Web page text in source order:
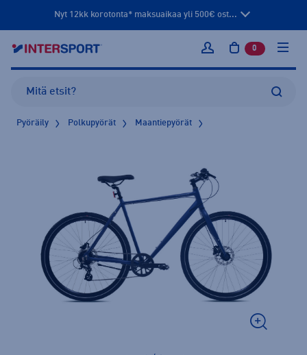
Nyt 12kk korotonta* maksuaikaa yli 500€ ost...
Kirjaudu sisään
0 tuotetta
Pyöräily Polkupyörät Maantiepyörät